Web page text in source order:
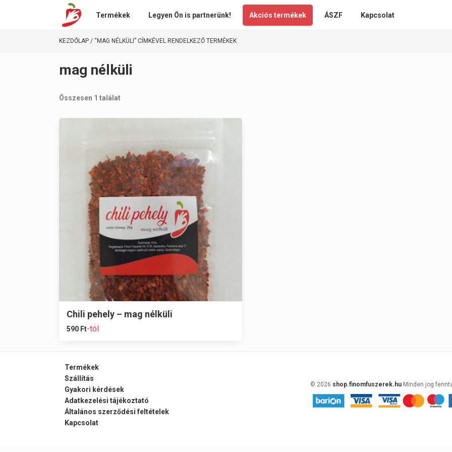
Termékek Legyen Ön is partnerünk! Akciós termékek ÁSZF Kapcsolat
KEZDŐLAP / “MAG NÉLKÜLI” CÍMKÉVEL RENDELKEZŐ TERMÉKEK
mag nélküli
Összesen 1 találat
Chili pehely – mag nélküli
590 Ft-tól
Termékek
Szállítás
Gyakori kérdések
Adatkezelési tájékoztató
Általános szerződési feltételek
Kapcsolat
© 2026 shop.finomfuszerek.hu Minden jog